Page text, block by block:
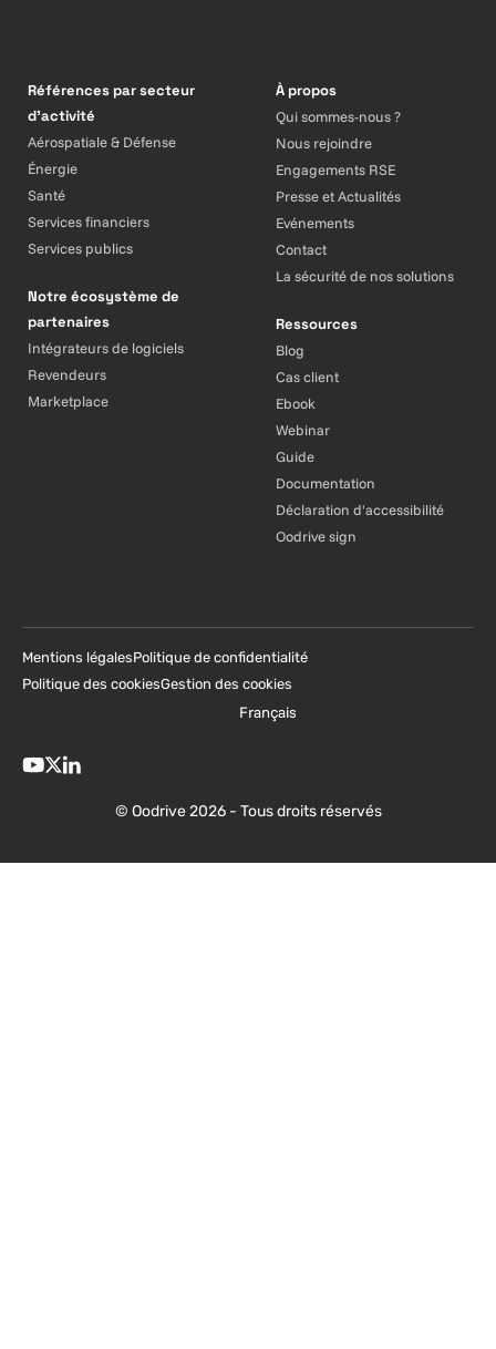
Références par secteur
d’activité
Aérospatiale & Défense
Énergie
Santé
Services financiers
Services publics
Notre écosystème de
partenaires
Intégrateurs de logiciels
Revendeurs
Marketplace
À propos
Qui sommes-nous ?
Nous rejoindre
Engagements RSE
Presse et Actualités
Evénements
Contact
La sécurité de nos solutions
Ressources
Blog
Cas client
Ebook
Webinar
Guide
Documentation
Déclaration d'accessibilité
Oodrive sign
© Oodrive 2026 - Tous droits réservés
Mentions légalesPolitique de confidentialité
Politique des cookiesGestion des cookies
Français